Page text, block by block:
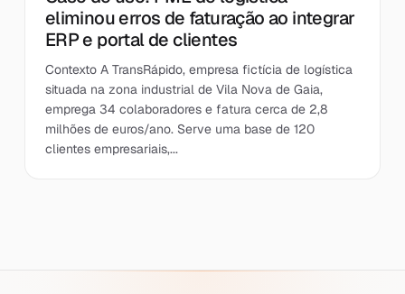
eliminou erros de faturação ao integrar
ERP e portal de clientes
Contexto A TransRápido, empresa fictícia de logística
situada na zona industrial de Vila Nova de Gaia,
emprega 34 colaboradores e fatura cerca de 2,8
milhões de euros/ano. Serve uma base de 120
clientes empresariais,...